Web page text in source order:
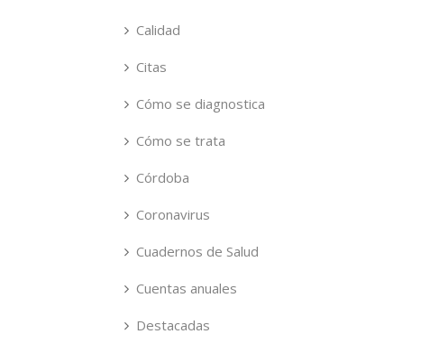
Calidad
Citas
Cómo se diagnostica
Cómo se trata
Córdoba
Coronavirus
Cuadernos de Salud
Cuentas anuales
Destacadas